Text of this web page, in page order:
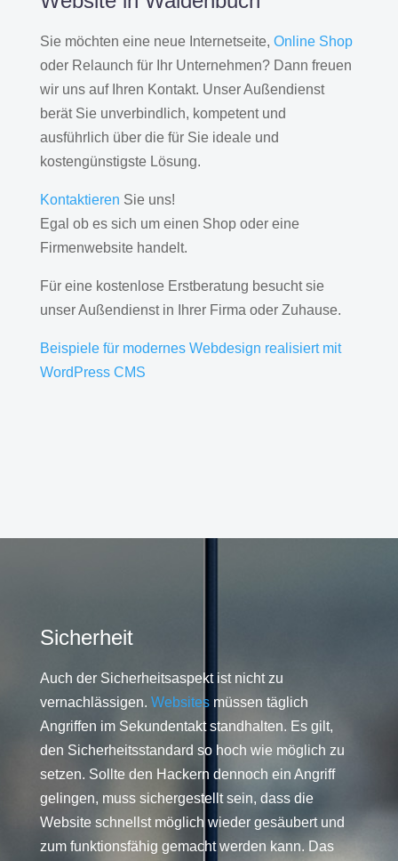
Sie möchten eine neue Internetseite, Online Shop
oder Relaunch für Ihr Unternehmen? Dann freuen
wir uns auf Ihren Kontakt. Unser Außendienst
berät Sie unverbindlich, kompetent und
ausführlich über die für Sie ideale und
kostengünstigste Lösung.
Kontaktieren Sie uns!
Egal ob es sich um einen Shop oder eine
Firmenwebsite handelt.
Für eine kostenlose Erstberatung besucht sie
unser Außendienst in Ihrer Firma oder Zuhause.
Beispiele für modernes Webdesign realisiert mit
WordPress CMS
Sicherheit
Auch der Sicherheitsaspekt ist nicht zu
vernachlässigen. Websitesmüssen täglich
Angriffen im Sekundentakt standhalten. Es gilt,
den Sicherheitsstandard so hoch wie möglich zu
setzen. Sollte den Hackern dennoch ein Angriff
gelingen, muss sichergestellt sein, dass die
Website schnellst möglich wieder gesäubert und
zum funktionsfähig gemacht werden kann. Das